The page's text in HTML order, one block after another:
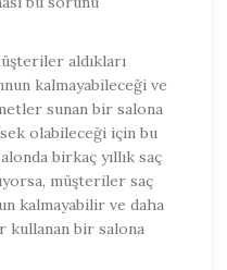
aldıkları
kalmayabileceği ve
sunan bir salona
olabileceği için bu
birkaç yıllık saç
müşteriler saç
kalmayabilir ve daha
kullanan bir salona